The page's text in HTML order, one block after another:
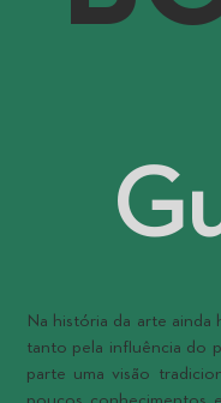
Na história da arte ainda
tanto pela influência do
parte uma visão